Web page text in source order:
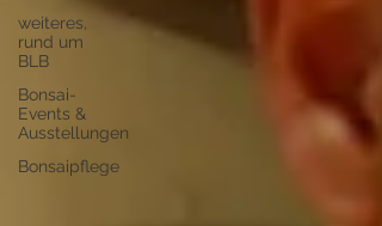
weiteres,
rund um
BLB
Bonsai-
Events &
Ausstellungen
Bonsaipflege